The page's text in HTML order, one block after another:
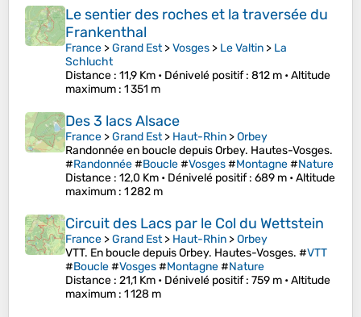
Le sentier des roches et la traversée du
Frankenthal
France >Grand Est>Vosges > Le Valtin > La
Schlucht
Distance : 11,9 Km • Dénivelé positif: 812 m •Altitude
maximum : 1 351 m
Des 3 lacs Alsace
France >Grand Est> Haut-Rhin >Orbey
Randonnée en boucle depuis Orbey. Hautes-Vosges.
#Randonnée#Boucle#Vosges#Montagne#Nature
Distance : 12,0 Km • Dénivelé positif: 689 m •Altitude
maximum : 1 282 m
Circuit des Lacs par le Col du Wettstein
France >Grand Est> Haut-Rhin >Orbey
VTT. En boucle depuis Orbey. Hautes-Vosges. #VTT
#Boucle#Vosges#Montagne#Nature
Distance : 21,1 Km • Dénivelé positif: 759 m •Altitude
maximum : 1 128 m